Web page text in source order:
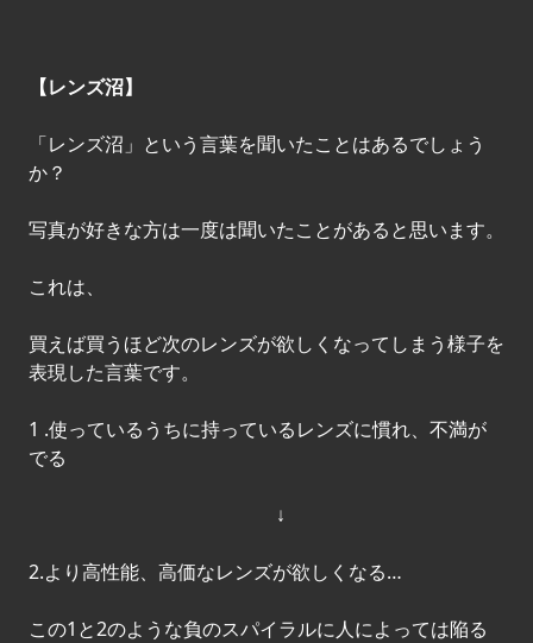
【レンズ沼】
「レンズ沼」という言葉を聞いたことはあるでしょう
か？
写真が好きな方は一度は聞いたことがあると思います。
これは、
買えば買うほど次のレンズが欲しくなってしまう様子を
表現した言葉です。
1 .使っているうちに持っているレンズに慣れ、不満が
でる
↓
2.より高性能、高価なレンズが欲しくなる…
この1と2のような負のスパイラルに人によっては陥る